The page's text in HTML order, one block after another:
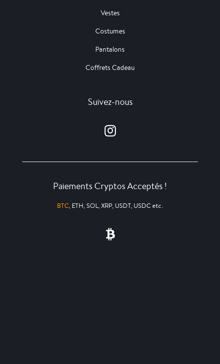
Vestes
Costumes
Pantalons
Coffrets Cadeau
Suivez-nous
Paiements Cryptos Acceptés !
BTC, ETH, SOL, XRP, USDT, USDC etc.